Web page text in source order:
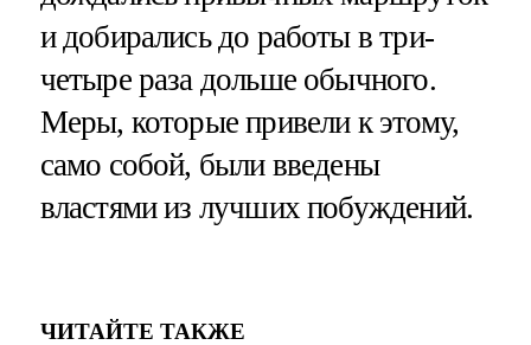
и добирались до работы в три-
четыре раза дольше обычного.
Меры, которые привели к этому,
само собой, были введены
властями из лучших побуждений.
ЧИТАЙТЕ ТАКЖЕ